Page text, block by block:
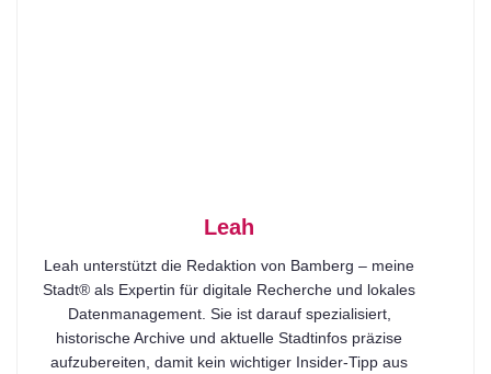
Leah
Leah unterstützt die Redaktion von Bamberg – meine
Stadt® als Expertin für digitale Recherche und lokales
Datenmanagement. Sie ist darauf spezialisiert,
historische Archive und aktuelle Stadtinfos präzise
aufzubereiten, damit kein wichtiger Insider-Tipp aus